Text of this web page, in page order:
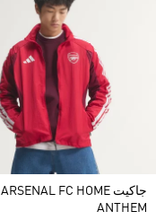
جاكيت ARSENAL FC HOME
ANTHEM